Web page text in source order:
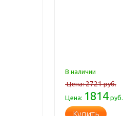
В наличии
Цена:2721руб.
Цена: 1814 руб.
Купить